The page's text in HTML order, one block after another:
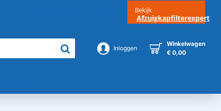
Bekijk
Afzuigkapfilterexpert
Inloggen
Winkelwagen
€ 0,00